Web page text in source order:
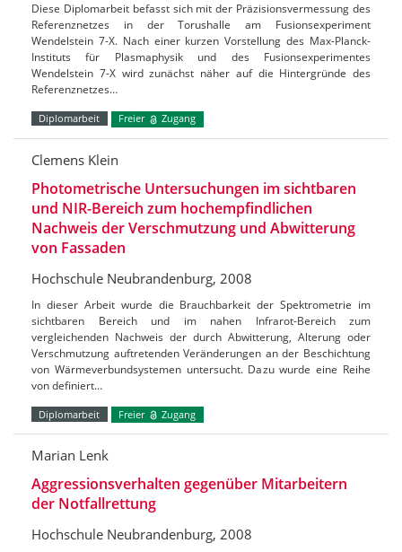
Diese Diplomarbeit befasst sich mit der Präzisionsvermessung des
Referenznetzes in der Torushalle am Fusionsexperiment
Wendelstein 7-X. Nach einer kurzen Vorstellung des Max-Planck-
Instituts für Plasmaphysik und des Fusionsexperimentes
Wendelstein 7-X wird zunächst näher auf die Hintergründe des
Referenznetzes…
Diplomarbeit Freier Zugang
Clemens Klein
Photometrische Untersuchungen im sichtbaren
und NIR-Bereich zum hochempfindlichen
Nachweis der Verschmutzung und Abwitterung
von Fassaden
Hochschule Neubrandenburg, 2008
In dieser Arbeit wurde die Brauchbarkeit der Spektrometrie im
sichtbaren Bereich und im nahen Infrarot-Bereich zum
vergleichenden Nachweis der durch Abwitterung, Alterung oder
Verschmutzung auftretenden Veränderungen an der Beschichtung
von Wärmeverbundsystemen untersucht. Dazu wurde eine Reihe
von definiert…
Diplomarbeit Freier Zugang
Marian Lenk
Aggressionsverhalten gegenüber Mitarbeitern
der Notfallrettung
Hochschule Neubrandenburg, 2008